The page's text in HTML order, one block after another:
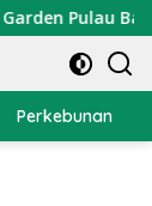
Barrang
Perkebunan